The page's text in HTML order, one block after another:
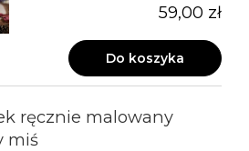
59,00 zł
Do koszyka
ręcznie malowany
miś